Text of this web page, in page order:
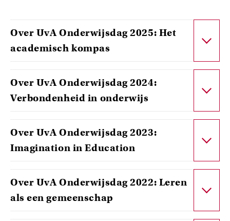
Over UvA Onderwijsdag 2025: Het
academisch kompas
Over UvA Onderwijsdag 2024:
Verbondenheid in onderwijs
Over UvA Onderwijsdag 2023:
Imagination in Education
Over UvA Onderwijsdag 2022: Leren
als een gemeenschap